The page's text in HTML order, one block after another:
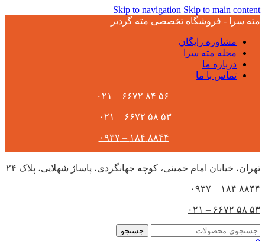
Skip to navigation Skip to main content
مته سرا - فروشگاه تخصصی مته گردبر
مشاوره رایگان
مجله مته سرا
درباره ما
تماس با ما
۵۶ ۸۴ ۶۶۷۲ – ۰۲۱
۵۳ ۵۸ ۶۶۷۲ – ۰۲۱
۸۸۴۴ ۱۸۴ – ۰۹۳۷
تهران،‌ خیابان امام خمینی، کوچه جهانگردی، پاساژ شهلایی، پلاک ۲۴
۸۸۴۴ ۱۸۴ – ۰۹۳۷
۵۳ ۵۸ ۶۶۷۲ – ۰۲۱
جستجو